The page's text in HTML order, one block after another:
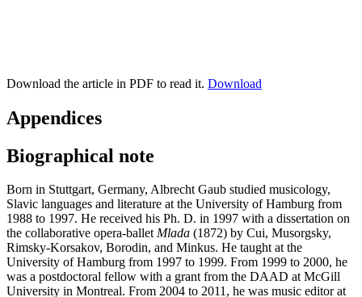
Download the article in PDF to read it. Download
Appendices
Biographical note
Born in Stuttgart, Germany, Albrecht Gaub studied musicology,
Slavic languages and literature at the University of Hamburg from
1988 to 1997. He received his Ph. D. in 1997 with a dissertation on
the collaborative opera-balletMlada (1872) by Cui, Musorgsky,
Rimsky-Korsakov, Borodin, and Minkus. He taught at the
University of Hamburg from 1997 to 1999. From 1999 to 2000, he
was a postdoctoral fellow with a grant from the DAAD at McGill
University in Montreal. From 2004 to 2011, he was music editor at